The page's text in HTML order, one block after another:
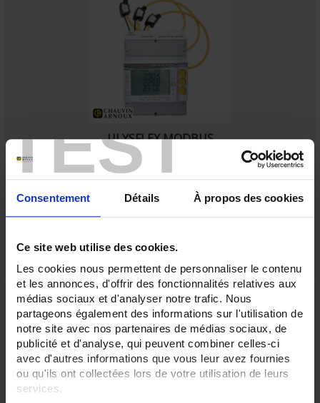
TEST
Consentement Détails À propos des cookies
Ce site web utilise des cookies.
Les cookies nous permettent de personnaliser le contenu
et les annonces, d'offrir des fonctionnalités relatives aux
médias sociaux et d'analyser notre trafic. Nous
partageons également des informations sur l'utilisation de
notre site avec nos partenaires de médias sociaux, de
publicité et d'analyse, qui peuvent combiner celles-ci
avec d'autres informations que vous leur avez fournies
ou qu'ils ont collectées lors de votre utilisation de leurs
services.
ULYSFLEX MODBUS
Compteur d'énergie sur Boucles de Rogowski, Modbus RS485 intégré,
Triphasé 3 ou 4 fils, monophasé